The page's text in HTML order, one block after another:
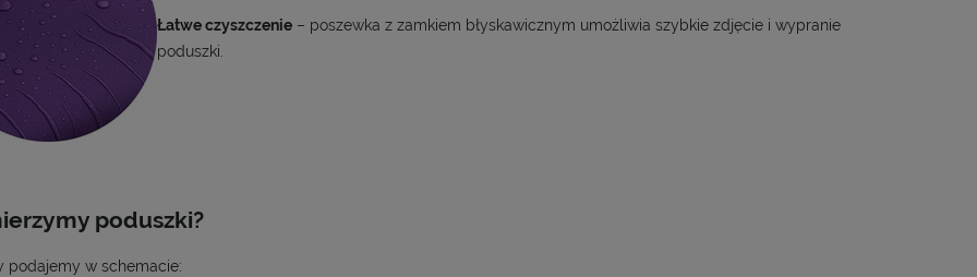
Łatwe czyszczenie – poszewka z zamkiem błyskawicznym umożliwia szybkie zdjęcie i wypranie
poduszki.
poduszki?
podajemy w schemacie: